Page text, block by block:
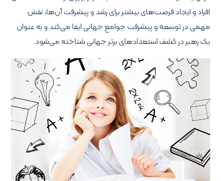
افراد و ایجاد فرصت‌های بیشتر برای رشد و پیشرفت آن‌ها، نقش
مهمی در توسعه و پیشرفت جوامع جهانی ایفا می‌کند و به عنوان
یک رهبر در کشف استعدادهای برتر جهانی شناخته می‌شود.